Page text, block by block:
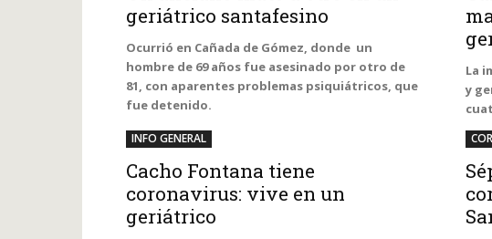
geriátrico santafesino
Ocurrió en Cañada de Gómez, donde un
hombre de 69 años fue asesinado por otro de
81, con aparentes problemas psiquiátricos, que
fue detenido.
La
y
INFO GENERAL
Cacho Fontana tiene
coronavirus: vive en un
geriátrico